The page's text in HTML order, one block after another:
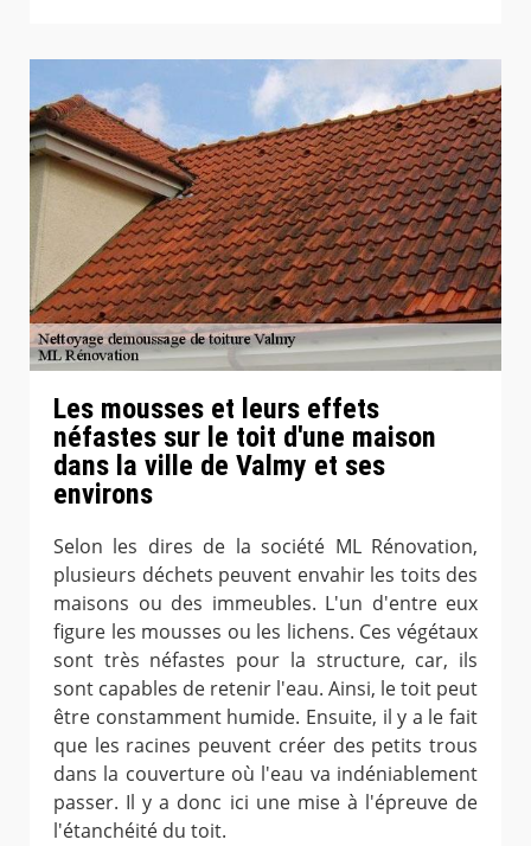
Les mousses et leurs effets
néfastes sur le toit d'une maison
dans la ville de Valmy et ses
environs
Selon les dires de la société ML Rénovation,
plusieurs déchets peuvent envahir les toits des
maisons ou des immeubles. L'un d'entre eux
figure les mousses ou les lichens. Ces végétaux
sont très néfastes pour la structure, car, ils
sont capables de retenir l'eau. Ainsi, le toit peut
être constamment humide. Ensuite, il y a le fait
que les racines peuvent créer des petits trous
dans la couverture où l'eau va indéniablement
passer. Il y a donc ici une mise à l'épreuve de
l'étanchéité du toit.